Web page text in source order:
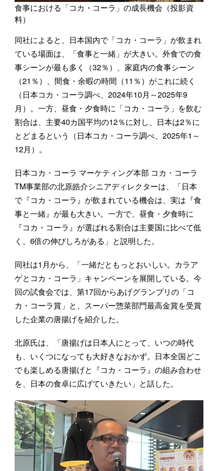
食事における「コカ・コーラ」の成長機会（投影資
料）
同社によると、日本国内で「コカ・コーラ」が飲まれ
ている場面は、「食事と一緒」が大きい。外食での食
事シーンが最も多く（32％）、家庭内の食事シーン
（21％）、間食・余暇の時間（11％）がこれに続く
（日本コカ・コーラ調べ、2024年10月～2025年9
月）。一方、昼食・夕食時に「コカ・コーラ」を飲む
割合は、主要40カ国平均の12％に対し、日本は2％に
とどまるという（日本コカ・コーラ調べ、2025年1～
12月）。
日本コカ・コーラ マーケティング本部 コカ・コーラ
TM事業部の北原皓介シニアディレクターは、「日本
で『コカ・コーラ』が飲まれている機会は、実は『食
事と一緒』が最も大きい。一方で、昼食・夕食時に
『コカ・コーラ』が選ばれる割合は主要国に比べて低
く、6倍の伸びしろがある」と説明した。
同社は1月から、「一緒だともっとおいしい。カラア
ゲとコカ・コーラ」キャンペーンを展開している。今
回の試食会では、第17回からあげグランプリの「コ
カ・コーラ賞」と、スーパー惣菜部門最高金賞を受賞
した企業の唐揚げを紹介した。
北原氏は、「唐揚げは日本人にとって、いつの時代
も、いくつになっても大好きなおかず。日本全国どこ
でも楽しめる唐揚げと『コカ・コーラ』の組み合わせ
を、日本の食卓に広げていきたい」と話した。